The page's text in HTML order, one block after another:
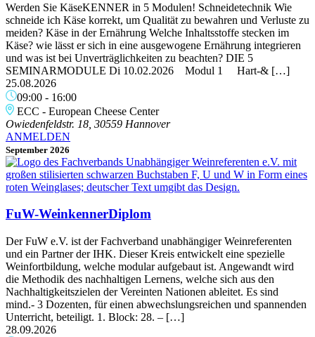
Werden Sie KäseKENNER in 5 Modulen! Schneidetechnik Wie
schneide ich Käse korrekt, um Qualität zu bewahren und Verluste zu
meiden? Käse in der Ernährung Welche Inhaltsstoffe stecken im
Käse? wie lässt er sich in eine ausgewogene Ernährung integrieren
und was ist bei Unverträglichkeiten zu beachten? DIE 5
SEMINARMODULE Di 10.02.2026 Modul 1 Hart-& […]
25.08.2026
09:00 - 16:00
ECC - European Cheese Center
Owiedenfeldstr. 18, 30559 Hannover
ANMELDEN
September 2026
FuW-WeinkennerDiplom
Der FuW e.V. ist der Fachverband unabhängiger Weinreferenten
und ein Partner der IHK. Dieser Kreis entwickelt eine spezielle
Weinfortbildung, welche modular aufgebaut ist. Angewandt wird
die Methodik des nachhaltigen Lernens, welche sich aus den
Nachhaltigkeitszielen der Vereinten Nationen ableitet. Es sind
mind.- 3 Dozenten, für einen abwechslungsreichen und spannenden
Unterricht, beteiligt. 1. Block: 28. – […]
28.09.2026